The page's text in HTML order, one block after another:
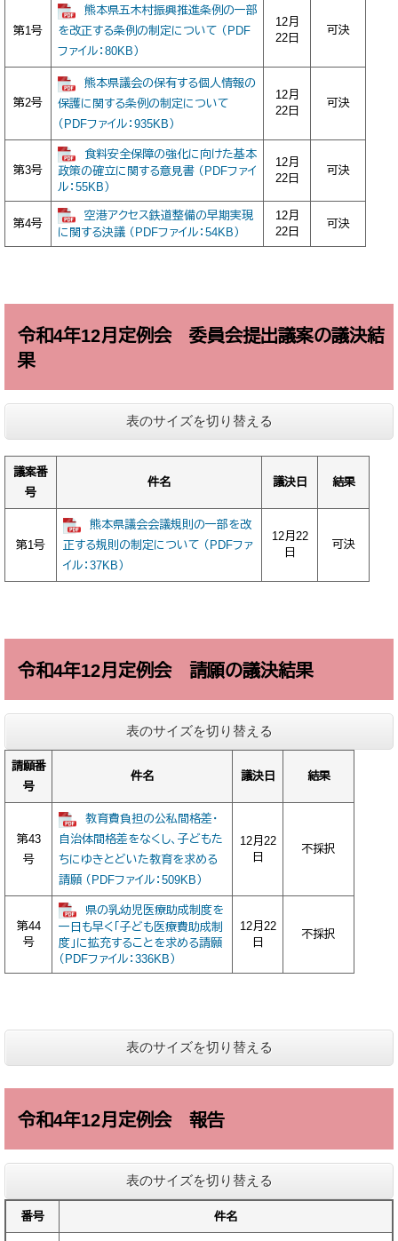
第1号
熊本県五木村振興推進条例の一部
を改正する条例の制定について （PDF
ファイル：80KB）
12月
22日
可決
第2号
熊本県議会の保有する個人情報の
保護に関する条例の制定について
（PDFファイル：935KB）
12月
22日
可決
第3号
食料安全保障の強化に向けた基本
政策の確立に関する意見書 （PDFファイ
ル：55KB）
12月
22日
可決
第4号
空港アクセス鉄道整備の早期実現
に関する決議 （PDFファイル：54KB）
12月
22日
可決
令和4年12月定例会 委員会提出議案の議決結
果
表のサイズを切り替える
議案番
号
件名 議決日 結果
第1号
熊本県議会会議規則の一部を改
正する規則の制定について （PDFファ
イル：37KB）
12月22
日
可決
令和4年12月定例会 請願の議決結果
表のサイズを切り替える
請願番
号
件名 議決日 結果
第43
号
教育費負担の公私間格差・
自治体間格差をなくし、子どもた
ちにゆきとどいた教育を求める
請願 （PDFファイル：509KB）
12月22
日
不採択
第44
号
県の乳幼児医療助成制度を
一日も早く「子ども医療費助成制
度」に拡充することを求める請願
（PDFファイル：336KB）
12月22
日
不採択
表のサイズを切り替える
令和4年12月定例会 報告
表のサイズを切り替える
番号 件名